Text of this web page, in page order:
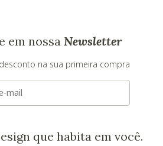
em nossa Newsletter
na sua primeira compra
que habita em você.